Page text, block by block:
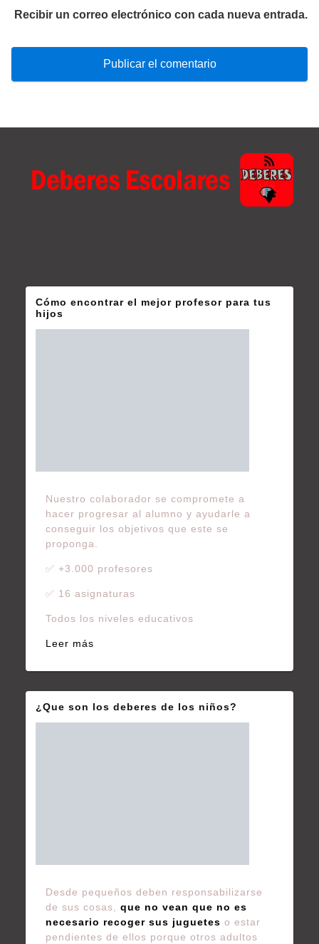
Recibir un correo electrónico con cada nueva entrada.
Cómo encontrar el mejor profesor para tus
hijos
Nuestro colaborador se compromete a
hacer progresar al alumno y ayudarle a
conseguir los objetivos que este se
proponga.
✅ +3.000 profesores
✅ 16 asignaturas
Todos los niveles educativos
Leer más
¿Que son los deberes de los niños?
Desde pequeños deben responsabilizarse
de sus cosas, que no vean que no es
necesario recoger sus juguetes o estar
pendientes de ellos porque otros adultos